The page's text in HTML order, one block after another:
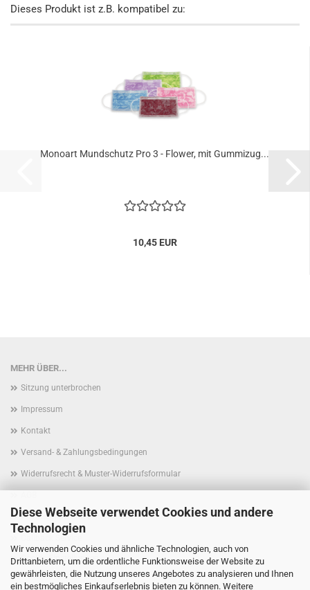
Diese Webseite verwendet Cookies und andere
Technologien
Wir verwenden Cookies und ähnliche Technologien, auch von
Drittanbietern, um die ordentliche Funktionsweise der Website zu
gewährleisten, die Nutzung unseres Angebotes zu analysieren und Ihnen
ein bestmögliches Einkaufserlebnis bieten zu können. Weitere
Dieses Produkt ist z.B. kompatibel zu:
Mo­no­art Mund­schutz Pro 3 - Flower, mit Gum­mi­zug...
10,45 EUR
MEHR ÜBER...
Sitzung unterbrochen
Impressum
Kontakt
Versand- & Zahlungsbedingungen
Widerrufsrecht & Muster-Widerrufsformular
Privatsphäre und Datenschutz
Callback Service
Cookie Einstellungen